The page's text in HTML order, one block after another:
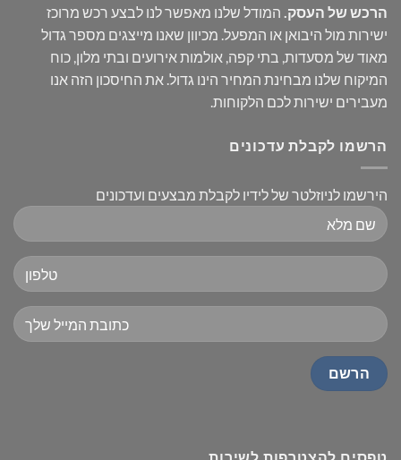
הרכש של העסק. המודל שלנו מאפשר לנו לבצע רכש מרוכז
ישירות מול היבואן או המפעל. מכיוון שאנו מייצגים מספר גדול
מאוד של מסעדות, בתי קפה, אולמות אירועים ובתי מלון, כוח
המיקוח שלנו מבחינת המחיר הינו גדול. את החיסכון הזה אנו
מעבירים ישירות לכם הלקוחות.
הרשמו לקבלת עדכונים
הירשמו לניוזלטר של לידיו לקבלת מבצעים ועדכונים
טפסים להצטרפות לשירות